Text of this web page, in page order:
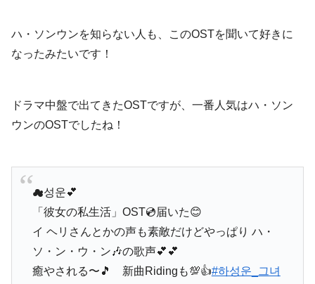
ハ・ソンウンを知らない人も、このOSTを聞いて好きに
なったみたいです！
ドラマ中盤で出てきたOSTですが、一番人気はハ・ソン
ウンのOSTでしたね！
☁성운💕
「彼女の私生活」OST💿届いた😊
イ ヘリさんとかの声も素敵だけどやっぱり ハ・
ソ・ン・ウ・ン🎶の歌声💕💕
癒やされる〜🎵 新曲Ridingも💯👍#하성운_그녀